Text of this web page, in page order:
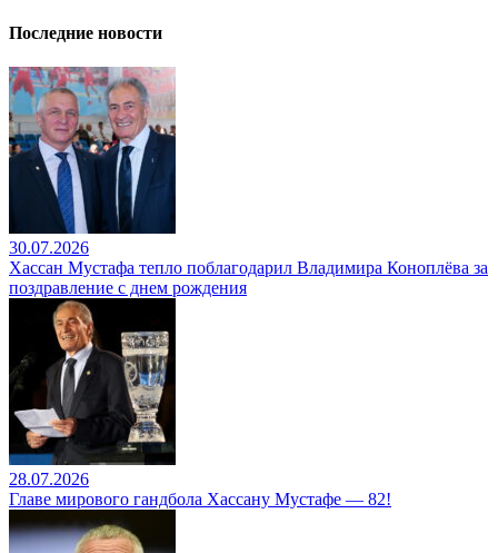
Последние новости
30.07.2026
Хассан Мустафа тепло поблагодарил Владимира Коноплёва за
поздравление с днем рождения
28.07.2026
Главе мирового гандбола Хассану Мустафе — 82!